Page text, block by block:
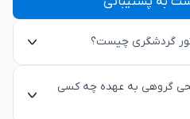
گردشگری چیست؟
گروهی به عهده‌ چه کسی